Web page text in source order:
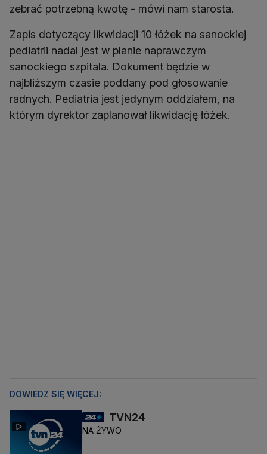
zebrać potrzebną kwotę - mówi nam starosta.
Zapis dotyczący likwidacji 10 łóżek na sanockiej
pediatrii nadal jest w planie naprawczym
sanockiego szpitala. Dokument będzie w
najbliższym czasie poddany pod głosowanie
radnych. Pediatria jest jedynym oddziałem, na
którym dyrektor zaplanował likwidację łóżek.
DOWIEDZ SIĘ WIĘCEJ:
TVN24
NA ŻYWO